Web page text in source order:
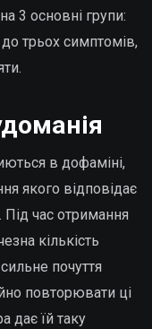
3 основні групи:
до трьох симптомів,
в дофаміні,
якого відповідає
час отримання
кількість
почуття
повторювати ці
дає їй таку